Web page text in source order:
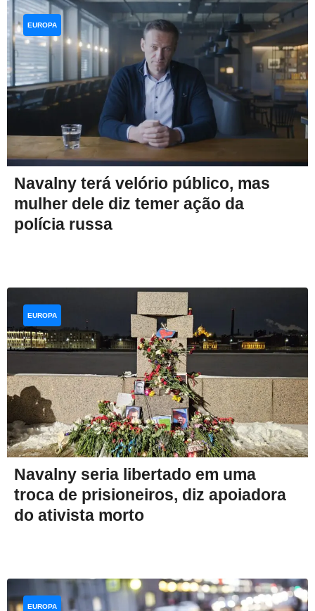
Navalny terá velório público, mas
mulher dele diz temer ação da
polícia russa
EUROPA
Navalny seria libertado em uma
troca de prisioneiros, diz apoiadora
do ativista morto
EUROPA
EUROPA